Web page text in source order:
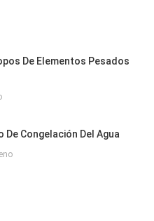
De Elementos Pesados
Congelación Del Agua